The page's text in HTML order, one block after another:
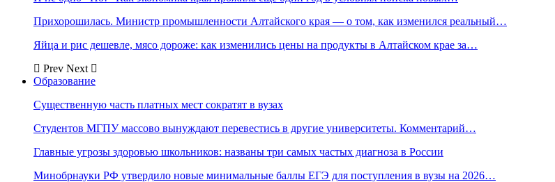
Прихорошилась. Министр промышленности Алтайского края — о том, как изменился реальный…
Яйца и рис дешевле, мясо дороже: как изменились цены на продукты в Алтайском крае за…
Prev Next
Образование
Существенную часть платных мест сократят в вузах
Студентов МГПУ массово вынуждают перевестись в другие университеты. Комментарий…
Главные угрозы здоровью школьников: названы три самых частых диагноза в России
Минобрнауки РФ утвердило новые минимальные баллы ЕГЭ для поступления в вузы на 2026…